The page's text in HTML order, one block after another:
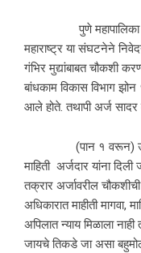
पुणे महापालिका
महाराष्ट्र या संघटनेने
गंभिर मुद्यांबाबत चौकशी
बांधकाम विकास विभाग
आले होते. तथापी अर्ज
(पान १ वरून) उलटून
माहिती अर्जदार यांना
तक्रार अर्जावरील चौकशीची
अधिकारात माहीती मागवा,
अपिलात न्याय मिळाला
जायचे तिकडे जा असा